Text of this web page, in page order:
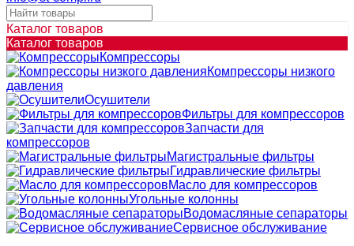
Каталог товаров
Каталог товаров
Компрессоры
Компрессоры низкого
давления
Осушители
Фильтры для компрессоров
Запчасти для
компрессоров
Магистральные фильтры
Гидравлические фильтры
Масло для компрессоров
Угольные колонны
Водомасляные сепараторы
Сервисное обслуживание